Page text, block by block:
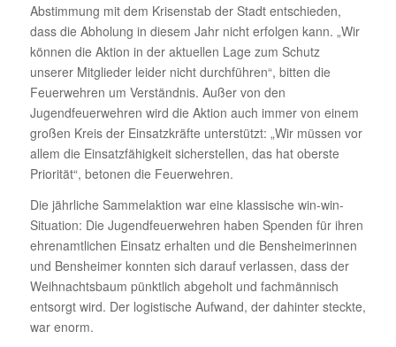
Abstimmung mit dem Krisenstab der Stadt entschieden,
dass die Abholung in diesem Jahr nicht erfolgen kann. „Wir
können die Aktion in der aktuellen Lage zum Schutz
unserer Mitglieder leider nicht durchführen“, bitten die
Feuerwehren um Verständnis. Außer von den
Jugendfeuerwehren wird die Aktion auch immer von einem
großen Kreis der Einsatzkräfte unterstützt: „Wir müssen vor
allem die Einsatzfähigkeit sicherstellen, das hat oberste
Priorität“, betonen die Feuerwehren.
Die jährliche Sammelaktion war eine klassische win-win-
Situation: Die Jugendfeuerwehren haben Spenden für ihren
ehrenamtlichen Einsatz erhalten und die Bensheimerinnen
und Bensheimer konnten sich darauf verlassen, dass der
Weihnachtsbaum pünktlich abgeholt und fachmännisch
entsorgt wird. Der logistische Aufwand, der dahinter steckte,
war enorm.